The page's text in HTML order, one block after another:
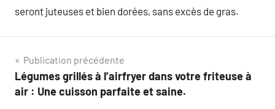
seront juteuses et bien dorées, sans excès de gras.
Navigation
de
Publication précédente
Légumes grillés à l’airfryer dans votre friteuse à
air : Une cuisson parfaite et saine.